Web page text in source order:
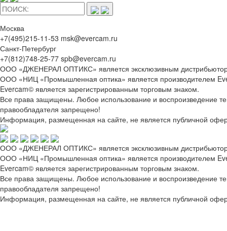
Москва
+7(495)215-11-53 msk@evercam.ru
Санкт-Петербург
+7(812)748-25-77 spb@evercam.ru
ООО «ДЖЕНЕРАЛ ОПТИКС» является эксклюзивным
ООО «НИЦ «Промышленная оптика» является производителем
Evercam© является зарегистрированным торговым знаком.
Все права защищены. Любое использование и воспроизведение
правообладателя запрещено!
Информация, размещенная на сайте, не является публичной
ООО «ДЖЕНЕРАЛ ОПТИКС» является эксклюзивным
ООО «НИЦ «Промышленная оптика» является производителем
Evercam© является зарегистрированным торговым знаком.
Все права защищены. Любое использование и воспроизведение
правообладателя запрещено!
Информация, размещенная на сайте, не является публичной